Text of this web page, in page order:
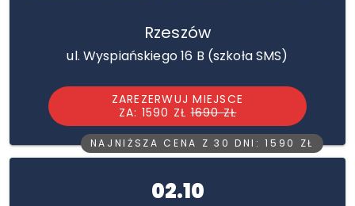
Rzeszów
ul. Wyspiańskiego 16 B (szkoła SMS)
ZAREZERWUJ MIEJSCE
ZA: 1590 ZŁ1690 ZŁ
NAJNIŻSZA CENA Z 30 DNI: 1590 ZŁ
02.10